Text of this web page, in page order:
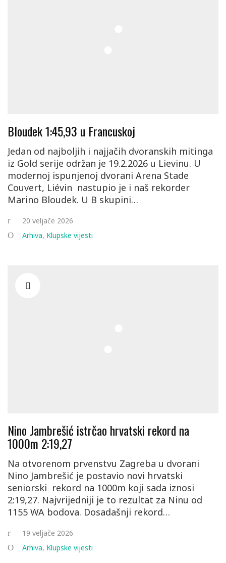
Bloudek 1:45,93 u Francuskoj
Jedan od najboljih i najjačih dvoranskih mitinga
iz Gold serije održan je 19.2.2026 u Lievinu. U
modernoj ispunjenoj dvorani Arena Stade
Couvert, Liévin nastupio je i naš rekorder
Marino Bloudek. U B skupini…
20 veljače 2026
Arhiva, Klupske vijesti
Nino Jambrešić istrčao hrvatski rekord na
1000m 2:19,27
Na otvorenom prvenstvu Zagreba u dvorani
Nino Jambrešić je postavio novi hrvatski
seniorski rekord na 1000m koji sada iznosi
2:19,27. Najvrijedniji je to rezultat za Ninu od
1155 WA bodova. Dosadašnji rekord…
19 veljače 2026
Arhiva, Klupske vijesti